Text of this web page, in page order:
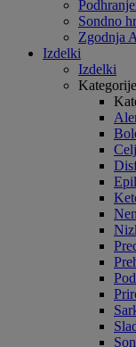
Sondno
Zgodnja
Izdelki
Izdelki
Kategorije